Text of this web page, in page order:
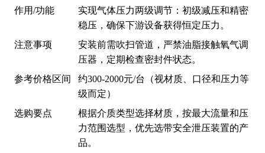
作用/功能
实现气体压力两级调节：初级减压和精密
稳压，确保下游设备获得恒定压力。
注意事项
安装前需吹扫管道，严禁油脂接触氧气调
压器，定期检查密封件状态。
参考价格区间
约300-2000元/台（视材质、口径和压力等
级而定）
选购要点
根据介质类型选择材质，按最大流量和压
力范围选型，优先选带安全泄压装置的产
品。